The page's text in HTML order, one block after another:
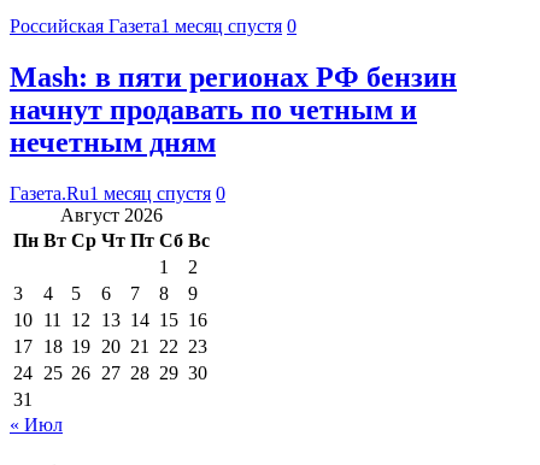
Российская Газета1 месяц спустя 0
Mash: в пяти регионах РФ бензин
начнут продавать по четным и
нечетным дням
Газета.Ru1 месяц спустя 0
Август 2026
Пн Вт Ср Чт Пт Сб Вс
1
2
3
4 5 6 7 8
9
10 11 12 13 14 15 16
17 18 19 20 21 22 23
24 25 26 27 28 29 30
31
« Июл